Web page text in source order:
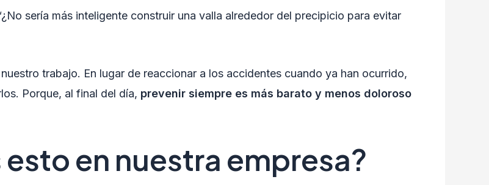
sería más inteligente construir una valla alrededor del precipicio para evitar
trabajo. En lugar de reaccionar a los accidentes cuando ya han ocurrido,
Porque, al final del día, prevenir siempre es más barato y menos doloroso
en nuestra empresa?